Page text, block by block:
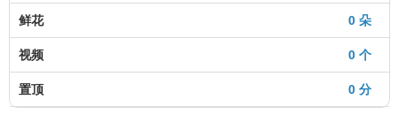
0 朵
鲜花
0 个
视频
0 分
置顶